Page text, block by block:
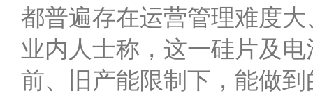
都普遍存在运营管理难度
业内人士称，这一硅片及
前、旧产能限制下，能做